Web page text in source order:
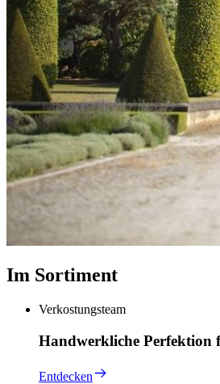
Im Sortiment
Verkostungsteam
Handwerkliche Perfektion
Entdecken